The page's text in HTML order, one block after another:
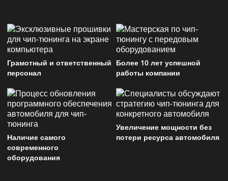
Грамотный и ответственный
персонал
Более 10 лет успешной
работы компании
Наличие самого
современного
оборудования
Увеличение мощности без
потери ресурса автомобиля